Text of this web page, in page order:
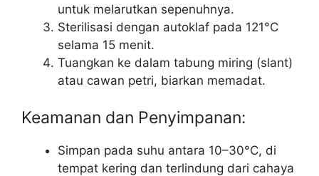
untuk melarutkan sepenuhnya.
Sterilisasi dengan autoklaf pada 121°C
selama 15 menit.
Tuangkan ke dalam tabung miring (slant)
atau cawan petri, biarkan memadat.
Keamanan dan Penyimpanan:
Simpan pada suhu antara 10–30°C, di
tempat kering dan terlindung dari cahaya